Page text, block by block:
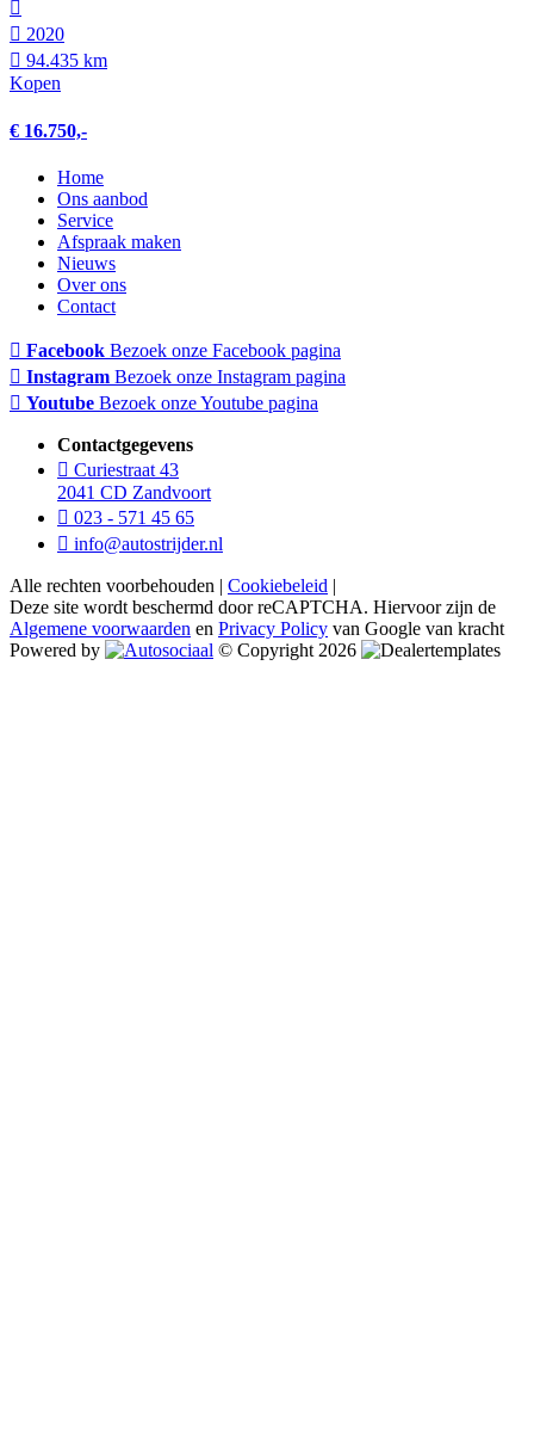
2020
94.435 km
Kopen
€ 16.750,-
Home
Ons aanbod
Service
Afspraak maken
Nieuws
Over ons
Contact
Facebook Bezoek onze Facebook pagina
Instagram Bezoek onze Instagram pagina
Youtube Bezoek onze Youtube pagina
Contactgegevens
Curiestraat 43
2041 CD Zandvoort
023 - 571 45 65
info@autostrijder.nl
Alle rechten voorbehouden | Cookiebeleid |
Deze site wordt beschermd door reCAPTCHA. Hiervoor zijn de
Algemene voorwaarden en Privacy Policy van Google van kracht
Powered by
© Copyright 2026